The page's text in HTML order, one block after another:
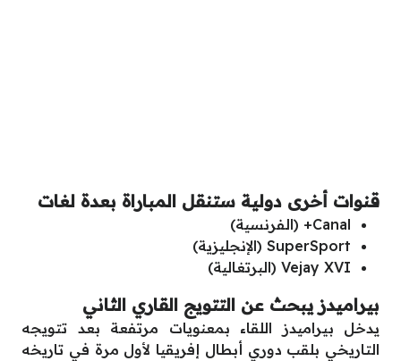
قنوات أخرى دولية ستنقل المباراة بعدة لغات
Canal+ (الفرنسية)
SuperSport (الإنجليزية)
Vejay XVI (البرتغالية)
بيراميدز يبحث عن التتويج القاري الثاني
يدخل بيراميدز اللقاء بمعنويات مرتفعة بعد تتويجه
التاريخي بلقب دوري أبطال إفريقيا لأول مرة في تاريخه